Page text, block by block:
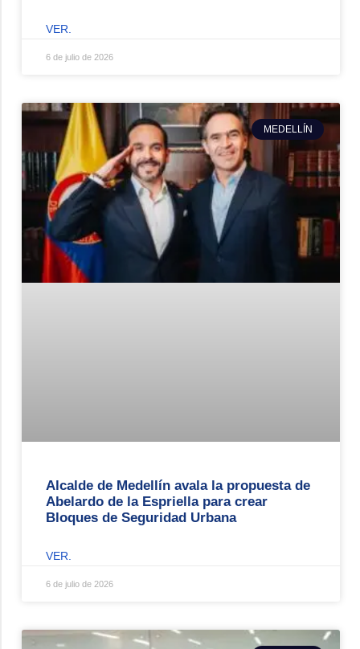
VER.
6 de julio de 2026
MEDELLÍN
Alcalde de Medellín avala la propuesta de
Abelardo de la Espriella para crear
Bloques de Seguridad Urbana
VER.
6 de julio de 2026